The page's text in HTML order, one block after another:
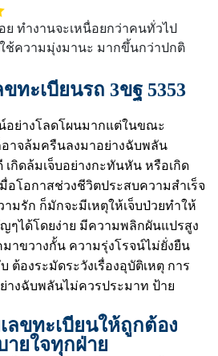
ย ทำงานจะเหนื่อยกว่าคนทั่วไป
ช้ความมุ่งมานะ มากขึ้นกว่าปกติ
ทะเบียนรถ 3ขฐ 5353
อย่างโลดโผนมากแต่ในขณะ
อาจล้มครืนลงมาอย่างฉับพลัน
กิดล้มเจ็บอย่างกะทันหัน หรือเกิด
อโอกาสช่วงชีวิตประสบความสำเร็จ
มรัก ก็มักจะมีเหตุให้เจ็บป่วยทำให้
ๆได้โดยง่าย มีความพลิกผันแปรสูง
าขวางกั้น ความรุ่งโรจน์ไม่ยั่งยืน
ต้องระมัดระวังเรื่องอุบัติเหตุ การ
างฉับพลันไม่ควรประมาท ป้าย
ลขทะเบียนให้ถูกต้อง
ยใจทุกฝ่าย